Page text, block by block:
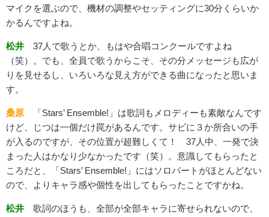
マイクを選ぶので、機材の調整やセッティングに30分くらいか
かるんですよね。
松井 37人で歌うとか、もはや合唱コンクールですよね
（笑）。でも、全員で歌うからこそ、その分メッセージも広が
りを見せるし、いろいろな見え方ができる曲になったと思いま
す。
桑原 「Stars’ Ensemble!」は歌詞もメロディーも素敵なんです
けど、じつは一個だけ罠があるんです。サビに３か所合いの手
が入るのですが、その位置が超難しくて！ 37人中、一発で決
まった人はかなり少なかったです（笑）。意識してもらったと
ころだと、「Stars’ Ensemble!」にはソロパートがほとんどない
ので、よりキャラ感や個性を出してもらったことですかね。
松井 歌詞のほうも、全部が全部キャラに寄せられないので、